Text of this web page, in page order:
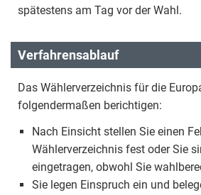
spätestens am Tag vor der Wahl.
Verfahrensablauf
Das Wählerverzeichnis für die
folgendermaßen berichtigen:
Nach Einsicht stellen Sie einen
Wählerverzeichnis fest oder Sie
eingetragen, obwohl Sie
Sie legen Einspruch ein und